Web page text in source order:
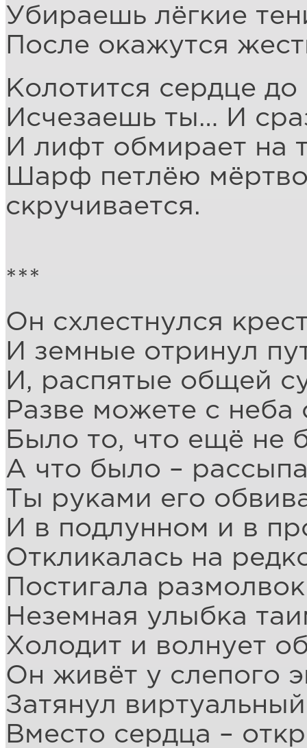
Убираешь лёгкие
После окажутся
Колотится сердце
Исчезаешь ты… И
И лифт обмирает на
Шарф петлёю
скручивается.
***
Он схлестнулся
И земные отринул
И, распятые общей
Разве можете с неба
Было то, что ещё не
А что было –
Ты руками его
И в подлунном и в
Откликалась на
Постигала
Неземная улыбка
Холодит и волнует
Он живёт у слепого
Затянул
Вместо сердца –